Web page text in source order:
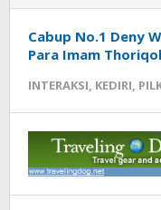
Cabup No.1 Deny
Para Imam
INTERAKSI, KEDIRI,